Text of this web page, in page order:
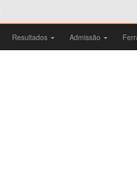
Resultados Admissão